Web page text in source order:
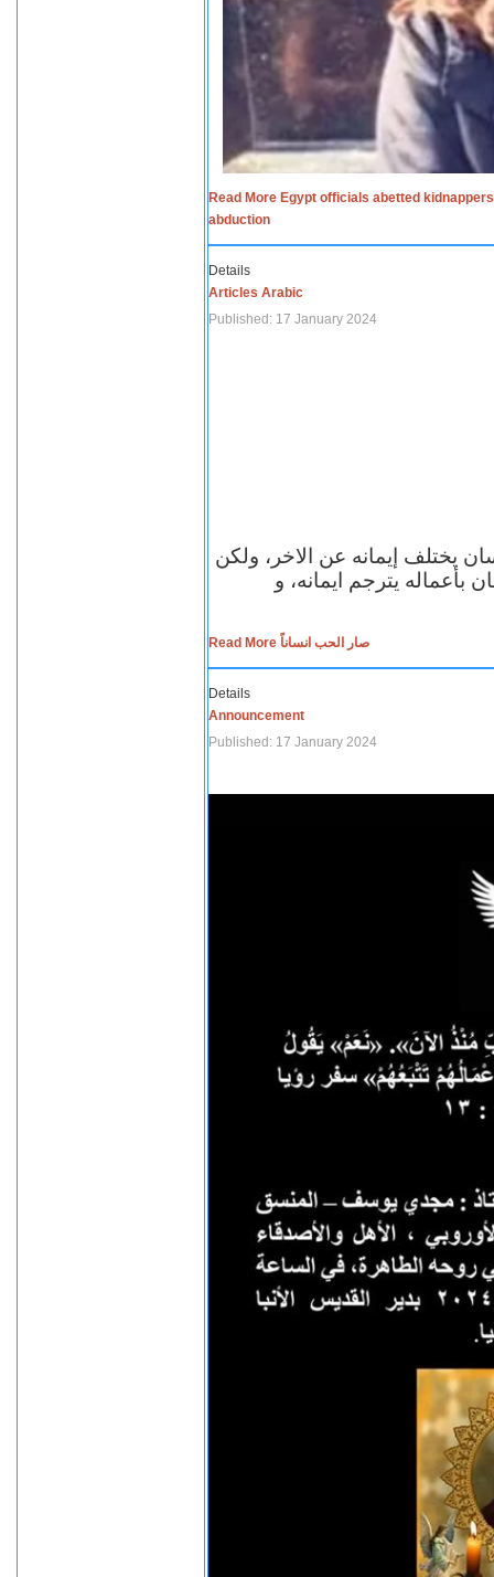
Read More Egypt officials abetted
abduction
Details
Articles Arabic
Published: 17 January 2024
يختلف إيمانه عن الاخر، ولكن
بأعماله يترجم ايمانه، و
Read More صار الحب انساناً
Details
Announcement
Published: 17 January 2024